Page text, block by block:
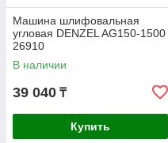
Машина шлифовальная
угловая DENZEL AG150-1500
26910
В наличии
39 040 ₸
Купить